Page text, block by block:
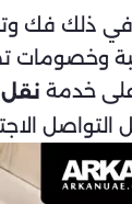
ذلك فك
وخصومات تصل
خدمة نقل